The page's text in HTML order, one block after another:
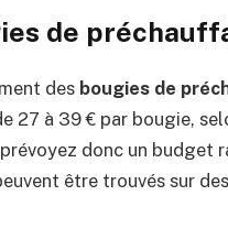
de
des bougies de
27 à 39 € par bougie,
donc un budget
être trouvés sur